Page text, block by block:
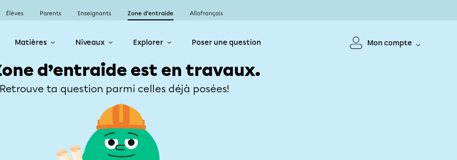
Élèves Parents Enseignants Zone d’entraide Allofrançais
Matières Niveaux Explorer Poser une question Mon compte
d’entraide est en travaux.
ta question parmi celles déjà posées!